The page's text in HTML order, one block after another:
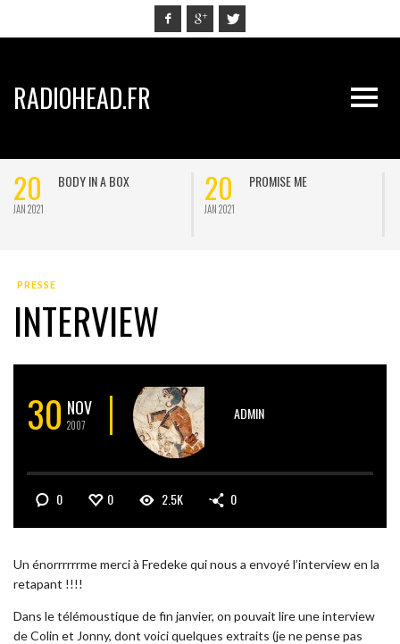
RADIOHEAD.FR
20
JAN 2021
BODY IN A BOX 20
JAN 2021
PROMISE ME
PRESSE
INTERVIEW
30 NOV
2007
ADMIN
0 0 2.5K 0
Un énorrrrrrme merci à Fredeke qui nous a envoyé l’interview en la
retapant !!!!
Dans le télémoustique de fin janvier, on pouvait lire une interview
de Colin et Jonny, dont voici quelques extraits (je ne pense pas